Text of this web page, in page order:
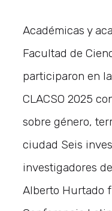
Académicas y
Facultad de
participaron en
CLACSO 2025
sobre género,
ciudad Seis
investigadores
Alberto Hurtado